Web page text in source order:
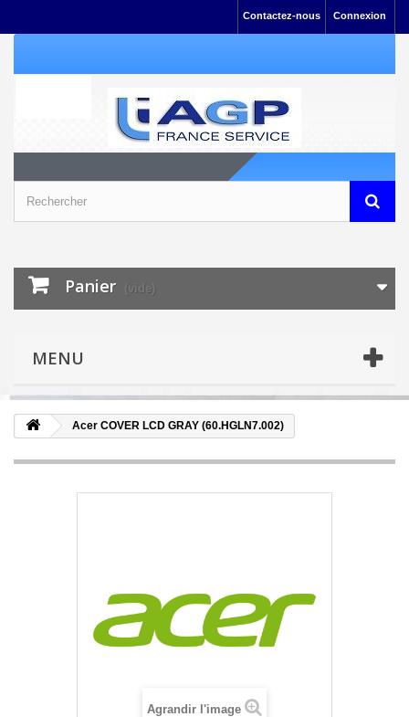
Connexion
Contactez-nous
Panier (vide)
MENU
Acer COVER LCD GRAY (60.HGLN7.002)
Agrandir l'image